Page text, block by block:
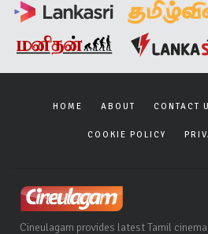
HOME ABOUT CONTACT
COOKIE POLICY
Cineulagam provides latest Tamil